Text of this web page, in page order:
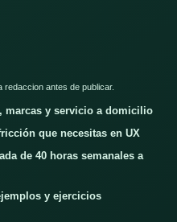
antes de publicar.
marcas y servicio a domicilio
que necesitas en UX
de 40 horas semanales a
y ejercicios